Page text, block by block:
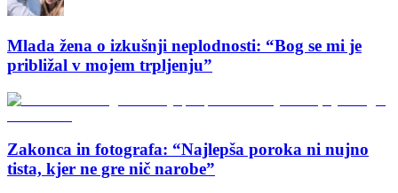
Mlada žena o izkušnji neplodnosti: “Bog se mi je
približal v mojem trpljenju”
Zakonca in fotografa: “Najlepša poroka ni nujno
tista, kjer ne gre nič narobe”